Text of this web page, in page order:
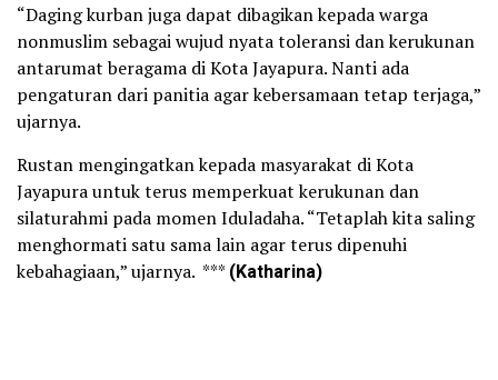
“Daging kurban juga dapat dibagikan kepada warga
nonmuslim sebagai wujud nyata toleransi dan kerukunan
antarumat beragama di Kota Jayapura. Nanti ada
pengaturan dari panitia agar kebersamaan tetap terjaga,”
ujarnya.
Rustan mengingatkan kepada masyarakat di Kota
Jayapura untuk terus memperkuat kerukunan dan
silaturahmi pada momen Iduladaha. “Tetaplah kita saling
menghormati satu sama lain agar terus dipenuhi
kebahagiaan,” ujarnya. *** (Katharina)